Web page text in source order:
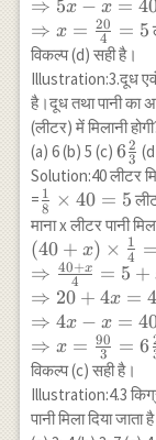
x=950-
800=150
(x+4)
\Rightarrow
40+x=5
x+20 \\
\Rightarrow
5x-x=40-20
\\
\Rightarrow
x=\frac{20}
{4}=5
⇒ 5x − x =
⇒ x = 4
20 = 5
विकल्प (d) सही है।
Illustration:3.दूध एवं
है।दूध तथा पानी का
(लीटर) में मिलानी
(a) 6 (b) 5 (c) 6
{3}
63
2
Solution:40 लीटर
=\frac{1}
{8}
\times
40=5
8
1 × 40 = 5
माना x लीटर पानी
(40+x)
\times
\frac{1}
{4}=5+x \\
\Rightarrow
\frac{40+x}
{4}=5+x \\
\Rightarrow
20+4
(40 + x) × 4
1 =
⇒ 4
40+x = 5 +
⇒ 20 + 4x =
⇒ 4x − x =
⇒ x = 3
90 = 6
विकल्प (c) सही है।
Illustration:4.3
पानी मिला दिया